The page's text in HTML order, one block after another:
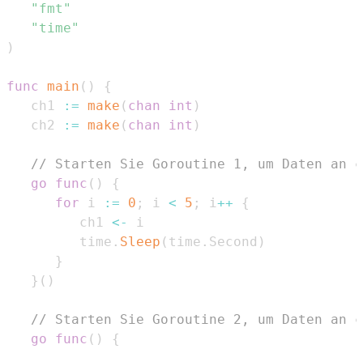
"fmt"
"time"
)
func main ( )
{
   ch1
:= make ( chan int )
   ch2
:= make ( chan int )
// Starten Sie Goroutine 1, um Daten an
go
func ( )
{
for i := 0 ; i < 5 ; i++
{
         ch1
<-
         time
. Sleep ( time . Second )
}
} ( )
// Starten Sie Goroutine 2, um Daten an
go
func ( )
{